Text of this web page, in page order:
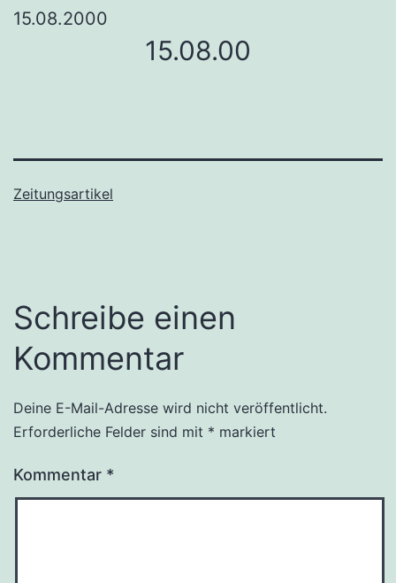
15.08.2000
15.08.00
Zeitungsartikel
Schreibe einen
Kommentar
Deine E-Mail-Adresse wird nicht veröffentlicht.
Erforderliche Felder sind mit * markiert
Kommentar *